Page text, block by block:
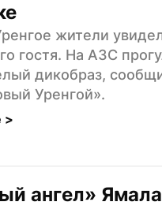
жители
гостя. На АЗС
дикобраз,
Уренгой».
>
ангел»